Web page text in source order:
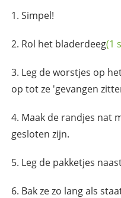
Simpel!
Rol het bladerdeeg(1
Leg de worstjes op
op tot ze 'gevangen
Maak de randjes nat
gesloten zijn.
Leg de pakketjes
Bak ze zo lang als